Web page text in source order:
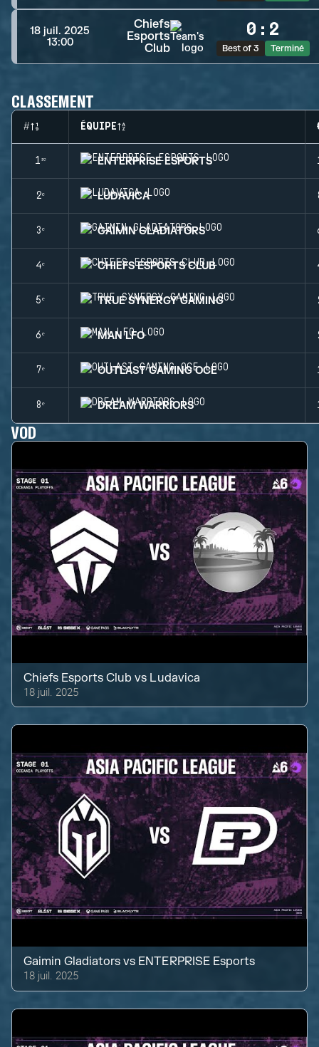
18 juil. 2025
13:00
Chiefs
Esports
Club
0 : 2
Best of 3 Terminé
CLASSEMENT
# ÉQUIPE
1ʳᵉ ENTERPRISE ESPORTS
2ᵉ LUDAVICA
3ᵉ GAIMIN GLADIATORS
4ᵉ CHIEFS ESPORTS CLUB
5ᵉ TRUE SYNERGY GAMING
6ᵉ MAN LFO
7ᵉ OUTLAST GAMING OCE
8ᵉ DREAM WARRIORS
VOD
Chiefs Esports Club vs Ludavica
18 juil. 2025
Gaimin Gladiators vs ENTERPRISE Esports
18 juil. 2025